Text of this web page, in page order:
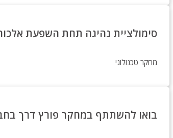
סימולציית נהיגה תחת השפעת
מחקר טכנולוגי
בואו להשתתף במחקר פורץ דרך